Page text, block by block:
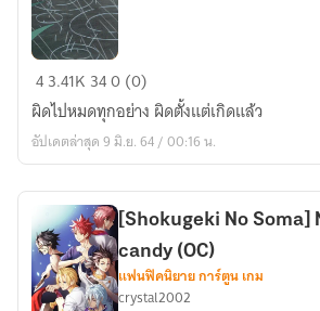
[Haikyuu]
ผิด
ตั้งแต่
เกิด
oc)
43.41K 340 (0)
ผิดไปหมดทุกอย่าง ผิดตั้งแต่เกิดแล้ว
อัปเดตล่าสุด 9 มิ.ย. 64 / 00:16 น.
[Shokugeki No Soma]
candy (OC)
แฟนฟิคนิยาย การ์ตูน เกม
crystal2002